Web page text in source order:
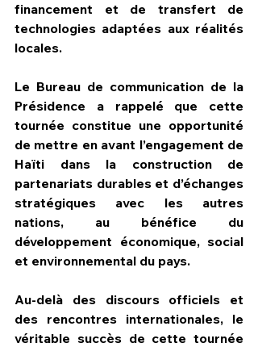
financement et de transfert de
technologies adaptées aux réalités
locales.
Le Bureau de communication de la
Présidence a rappelé que cette
tournée constitue une opportunité
de mettre en avant l’engagement de
Haïti dans la construction de
partenariats durables et d’échanges
stratégiques avec les autres
nations, au bénéfice du
développement économique, social
et environnemental du pays.
Au-delà des discours officiels et
des rencontres internationales, le
véritable succès de cette tournée